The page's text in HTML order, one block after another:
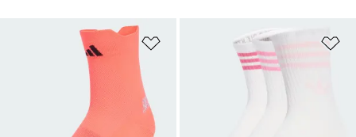
Dodaj do listy życzeń